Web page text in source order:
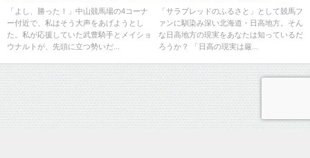
グリーンを振り返る。
「よし、勝った！」中山競馬場の4コーナ
ー付近で、私はそう大声をあげようとし
た。私が応援していた武豊騎手とメイショ
ウナルトが、先頭に立つ勢いだ...
ラブレッド野菜」とは？
「サラブレッドのふるさと」として競馬フ
ァンに馴染み深い北海道・日高地方。そん
な日高地方の現実をあなたは知っているだ
ろうか？ 「日高の現実は厳...